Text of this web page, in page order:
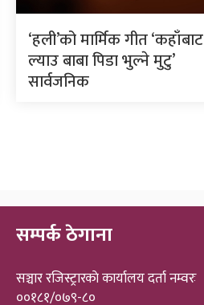
‘हली’को मार्मिक गीत ‘कहाँबाट
ल्याउ बाबा पिडा भुल्ने मुटु’
सार्वजनिक
सम्पर्क ठेगाना
सञ्चार रजिस्ट्रारकाे कार्यालय दर्ता नम्वरः
००१८१/०७९-८०